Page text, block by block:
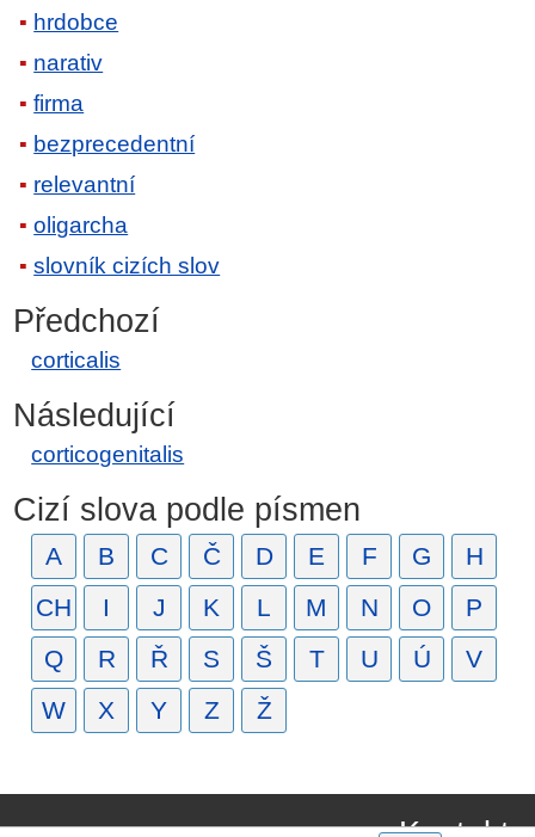
hrdobce
narativ
firma
bezprecedentní
relevantní
oligarcha
slovník cizích slov
Předchozí
corticalis
Následující
corticogenitalis
Cizí slova podle písmen
A B C Č D E F G
H
CH
I J K L M N O
P
Q
R Ř S Š T U Ú
V
W
X Y Z Ž